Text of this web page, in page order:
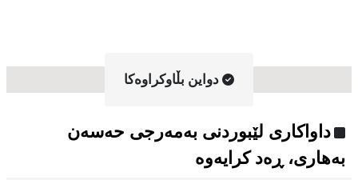
دواین بڵاوکراوه‌کا
داواکاری لێبوردنی بەمەرجی حەسەن
بەهاری، ڕەد کرایەوە